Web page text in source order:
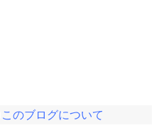
このブログについて